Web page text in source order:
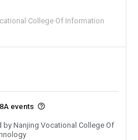
College Of Information
events
Nanjing Vocational College Of